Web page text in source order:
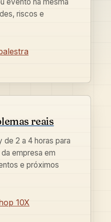
evento na mesma
riscos e
reais
de 2 a 4 horas para
empresa em
e próximos
10X